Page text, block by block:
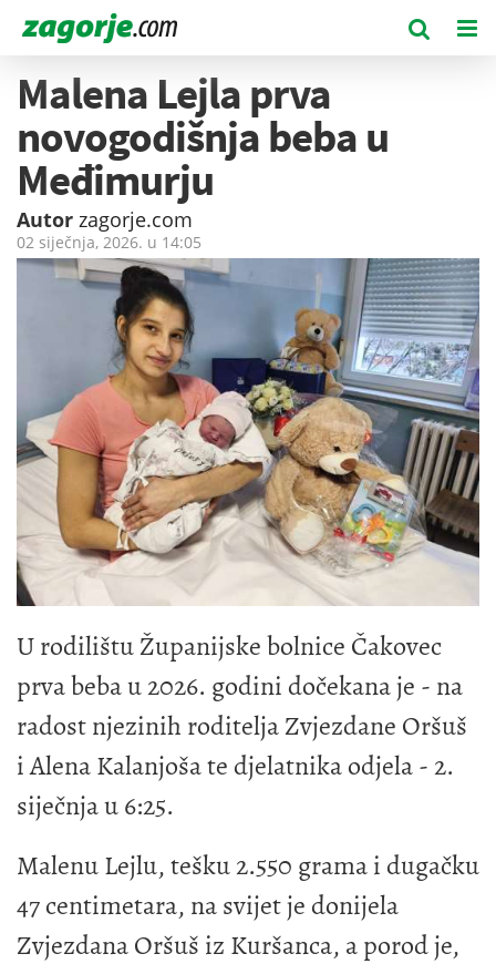
Malena Lejla prva
novogodišnja beba u
Međimurju
Autor zagorje.com
02 siječnja, 2026. u 14:05
U rodilištu Županijske bolnice Čakovec
prva beba u 2026. godini dočekana je - na
radost njezinih roditelja Zvjezdane Oršuš
i Alena Kalanjoša te djelatnika odjela - 2.
siječnja u 6:25.
Malenu Lejlu, tešku 2.550 grama i dugačku
47 centimetara, na svijet je donijela
Zvjezdana Oršuš iz Kuršanca, a porod je,